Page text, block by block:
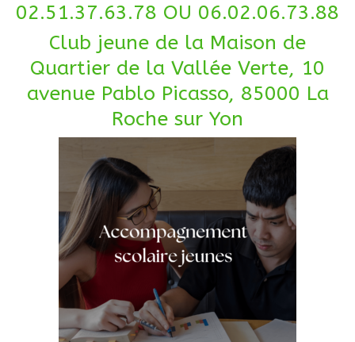
02.51.37.63.78 OU 06.02.06.73.88
Club jeune de la Maison de
Quartier de la Vallée Verte, 10
avenue Pablo Picasso, 85000 La
Roche sur Yon